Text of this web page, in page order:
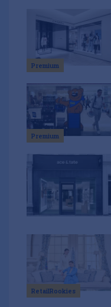
Premium
Premium
RetailRookies